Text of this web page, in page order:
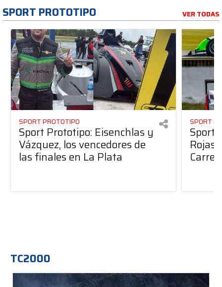
SPORT PROTOTIPO VER TODAS
SPORT PROTOTIPO
Sport Prototipo: Eisenchlas y
Vázquez, los vencedores de
las finales en La Plata
SPORT
Sport
TC2000